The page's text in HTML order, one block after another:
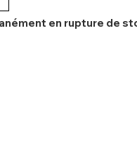
en rupture de